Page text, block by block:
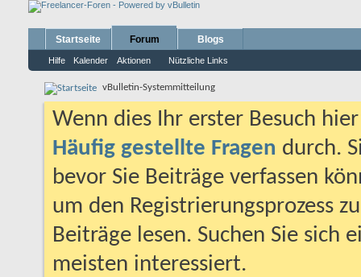
Startseite Forum
Hilfe Kalender Aktionen Nützliche Links
Blogs
vBulletin-Systemmitteilung
Wenn dies Ihr erster Besuch
Häufig gestellte Fragen durch.
bevor Sie Beiträge verfassen
um den Registrierungsprozess
Beiträge lesen. Suchen Sie sich
meisten interessiert.